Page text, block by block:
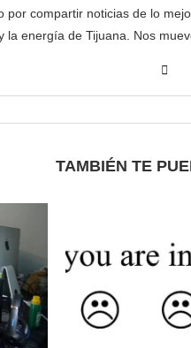
por compartir noticias de lo
la energía de Tijuana. Nos
TAMBIÉN TE